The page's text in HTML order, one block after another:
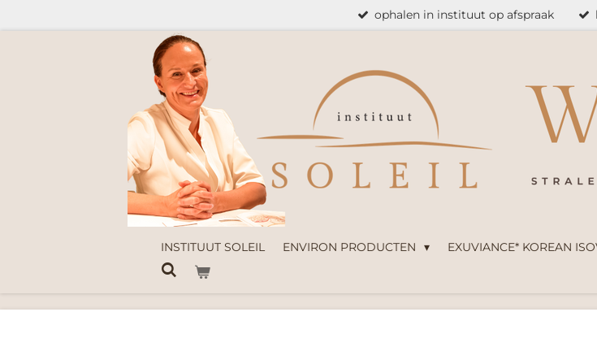
ophalen in instituut op afspraak
INSTITUUT SOLEIL ENVIRON PRODUCTEN EXUVIANCE* KOREAN